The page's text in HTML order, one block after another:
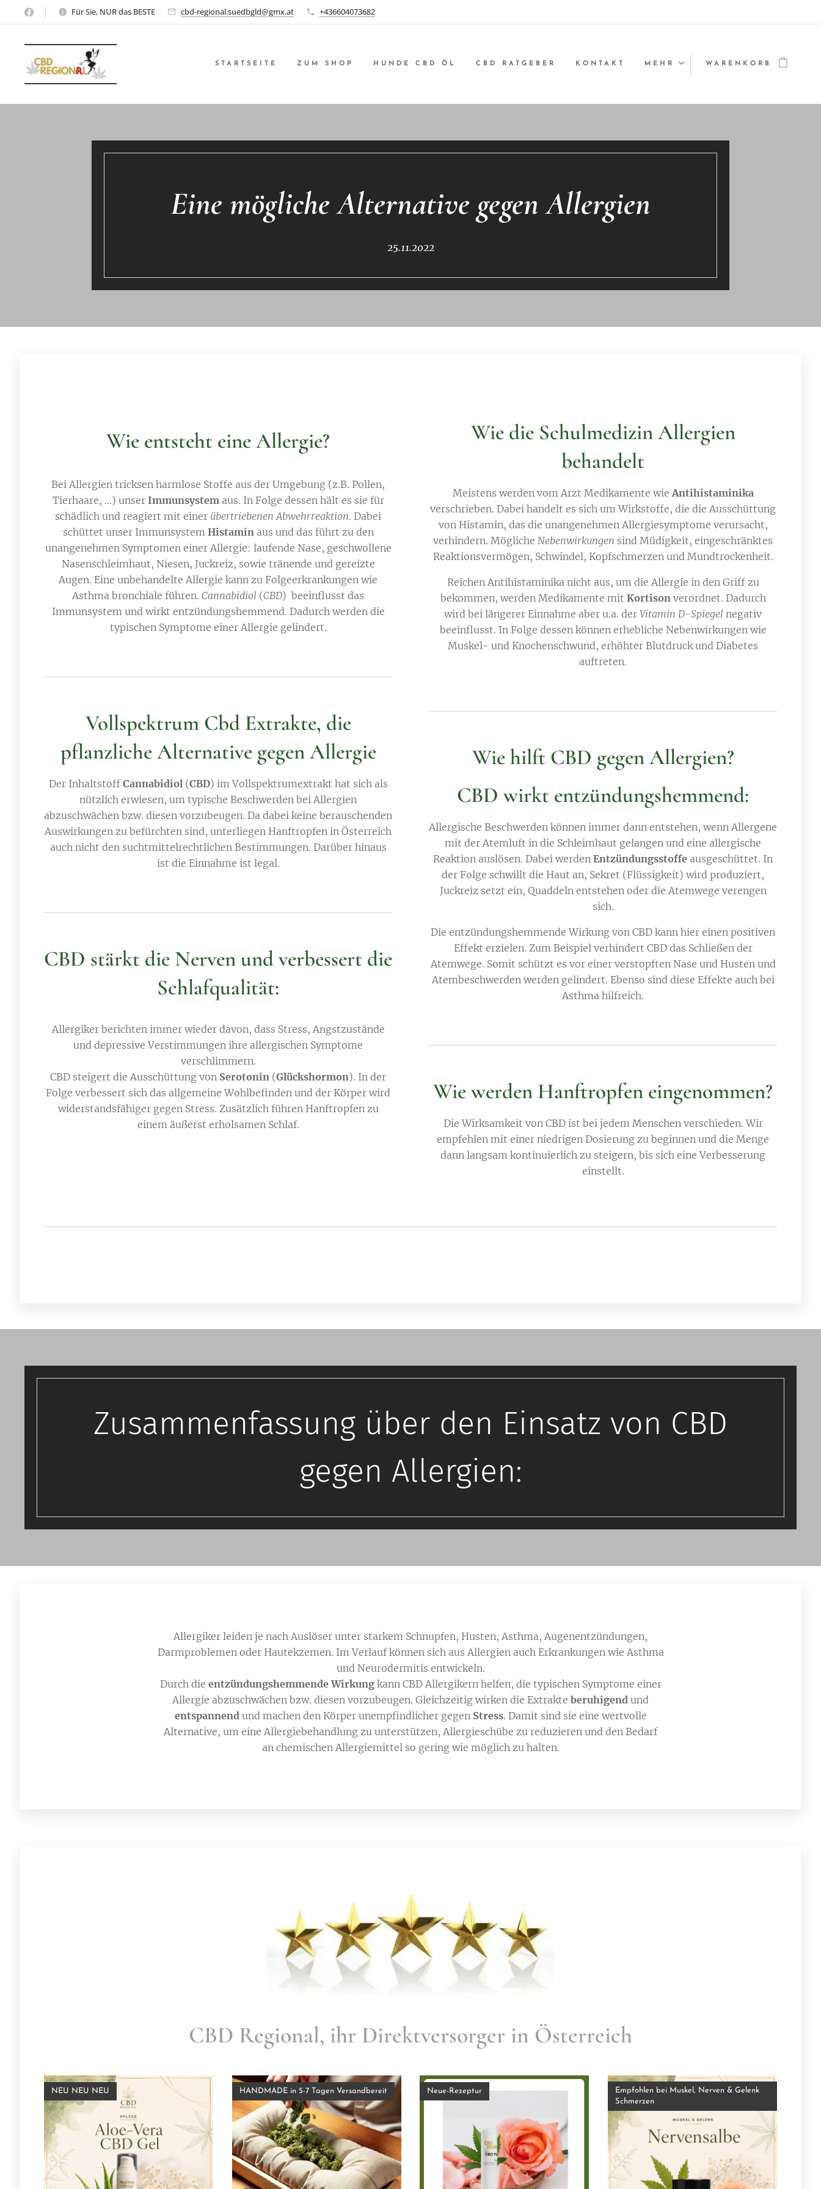
Für Sie, NUR das BESTE cbd-regional.suedbgld@gmx.at +436604073682
STARTSEITE ZUM SHOP HUNDE CBD ÖL CBD RATGEBER KONTAKT MEHR WARENKORB
Eine mögliche Alternative gegen Allergien
25.11.2022
Wie entsteht eine Allergie?
Bei Allergien tricksen harmlose Stoffe aus der Umgebung (z.B. Pollen,
Tierhaare, ...) unser Immunsystem aus. In Folge dessen hält es sie für
schädlich und reagiert mit einer übertriebenen Abwehrreaktion. Dabei
schüttet unser Immunsystem Histamin aus und das führt zu den
unangenehmen Symptomen einer Allergie: laufende Nase, geschwollene
Nasenschleimhaut, Niesen, Juckreiz, sowie tränende und gereizte
Augen. Eine unbehandelte Allergie kann zu Folgeerkrankungen wie
Asthma bronchiale führen. Cannabidiol (CBD) beeinflusst das
Immunsystem und wirkt entzündungshemmend. Dadurch werden die
typischen Symptome einer Allergie gelindert.
Vollspektrum Cbd Extrakte, die
pflanzliche Alternative gegen Allergie
Der Inhaltstoff Cannabidiol (CBD) im Vollspektrumextrakt hat sich als
nützlich erwiesen, um typische Beschwerden bei Allergien
abzuschwächen bzw. diesen vorzubeugen. Da dabei keine berauschenden
Auswirkungen zu befürchten sind, unterliegen Hanftropfen in Österreich
auch nicht den suchtmittelrechtlichen Bestimmungen. Darüber hinaus
ist die Einnahme ist legal.
CBD stärkt die Nerven und verbessert die
Schlafqualität:
Allergiker berichten immer wieder davon, dass Stress, Angstzustände
und depressive Verstimmungen ihre allergischen Symptome
verschlimmern.
CBD steigert die Ausschüttung von Serotonin (Glückshormon). In der
Folge verbessert sich das allgemeine Wohlbefinden und der Körper wird
widerstandsfähiger gegen Stress. Zusätzlich führen Hanftropfen zu
einem äußerst erholsamen Schlaf.
Wie die Schulmedizin Allergien
behandelt
Meistens werden vom Arzt Medikamente wie Antihistaminika
verschrieben. Dabei handelt es sich um Wirkstoffe, die die Ausschüttung
von Histamin, das die unangenehmen Allergiesymptome verursacht,
verhindern. Mögliche Nebenwirkungen sind Müdigkeit, eingeschränktes
Reaktionsvermögen, Schwindel, Kopfschmerzen und Mundtrockenheit.
Reichen Antihistaminika nicht aus, um die Allergie in den Griff zu
bekommen, werden Medikamente mit Kortison verordnet. Dadurch
wird bei längerer Einnahme aber u.a. der Vitamin D-Spiegel negativ
beeinflusst. In Folge dessen können erhebliche Nebenwirkungen wie
Muskel- und Knochenschwund, erhöhter Blutdruck und Diabetes
auftreten.
Wie hilft CBD gegen Allergien?
CBD wirkt entzündungshemmend:
Allergische Beschwerden können immer dann entstehen, wenn Allergene
mit der Atemluft in die Schleimhaut gelangen und eine allergische
Reaktion auslösen. Dabei werden Entzündungsstoffe ausgeschüttet. In
der Folge schwillt die Haut an, Sekret (Flüssigkeit) wird produziert,
Juckreiz setzt ein, Quaddeln entstehen oder die Atemwege verengen
sich.
Die entzündungshemmende Wirkung von CBD kann hier einen positiven
Effekt erzielen. Zum Beispiel verhindert CBD das Schließen der
Atemwege. Somit schützt es vor einer verstopften Nase und Husten und
Atembeschwerden werden gelindert. Ebenso sind diese Effekte auch bei
Asthma hilfreich.
Wie werden Hanftropfen eingenommen?
Die Wirksamkeit von CBD ist bei jedem Menschen verschieden. Wir
empfehlen mit einer niedrigen Dosierung zu beginnen und die Menge
dann langsam kontinuierlich zu steigern, bis sich eine Verbesserung
einstellt.
Zusammenfassung über den Einsatz von CBD
gegen Allergien:
Allergiker leiden je nach Auslöser unter starkem Schnupfen, Husten, Asthma, Augenentzündungen,
Darmproblemen oder Hautekzemen. Im Verlauf können sich aus Allergien auch Erkrankungen wie Asthma
und Neurodermitis entwickeln.
Durch die entzündungshemmende Wirkungkann CBD Allergikern helfen, die typischen Symptome einer
Allergie abzuschwächen bzw. diesen vorzubeugen. Gleichzeitig wirken die Extrakte beruhigend und
entspannendund machen den Körper unempfindlicher gegen Stress. Damit sind sie eine wertvolle
Alternative, um eine Allergiebehandlung zu unterstützen, Allergieschübe zu reduzieren und den Bedarf
an chemischen Allergiemittel so gering wie möglich zu halten.
CBD Regional, ihr Direktversorger in Österreich
NEU NEU NEU HANDMADE in 5-7 Tagen Versandbereit Neue-Rezeptur
Empfohlen bei Muskel, Nerven & Gelenk
Schmerzen